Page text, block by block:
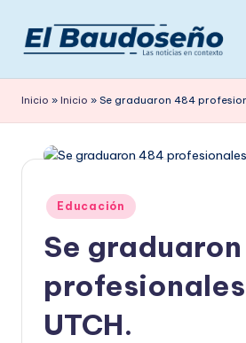
Saltar
contenido
e
ri
ó
en
Inicio » Inicio » Se graduaron 484
Publicado
en
Educación
Se
UTCH.